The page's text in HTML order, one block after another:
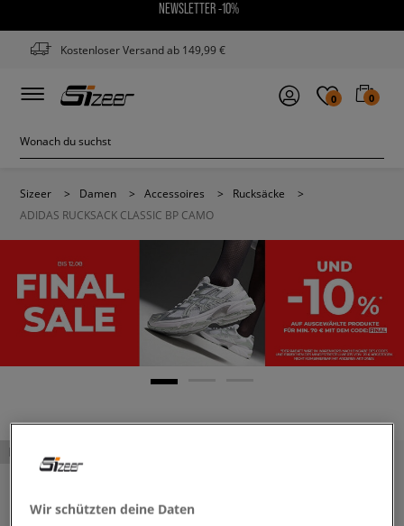
NEWSLETTER -10%
Kostenloser Versand ab 149,99 €
0 0
Sizeer > Damen > Accessoires > Rucksäcke
>
ADIDAS RUCKSACK CLASSIC BP CAMO
PRODUKT NICHT VERFÜGBAR
Wir schützten deine Daten